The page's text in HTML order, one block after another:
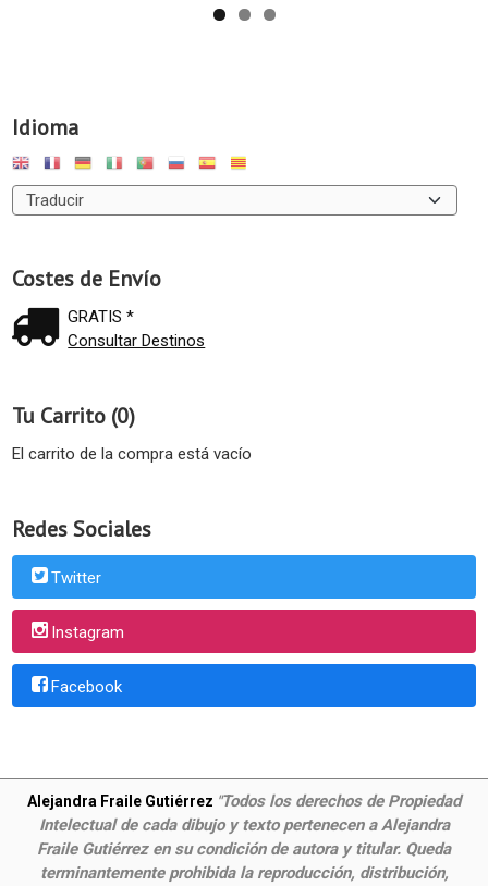
Idioma
Costes de Envío
GRATIS *
Consultar Destinos
Tu Carrito (0)
El carrito de la compra está vacío
Redes Sociales
Twitter
Instagram
Facebook
Alejandra Fraile Gutiérrez "Todos los derechos de Propiedad
Intelectual de cada dibujo y texto pertenecen a Alejandra
Fraile Gutiérrez en su condición de autora y titular. Queda
terminantemente prohibida la reproducción, distribución,